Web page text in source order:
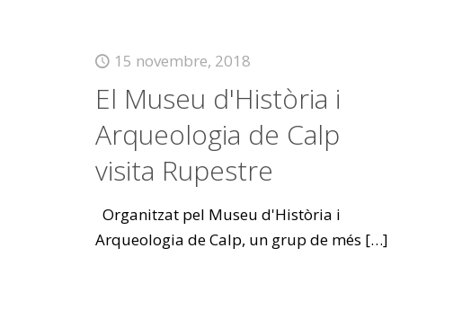
15 novembre, 2018
El Museu d'Història i
Arqueologia de Calp
visita Rupestre
Organitzat pel Museu d'Història i
Arqueologia de Calp, un grup de més […]